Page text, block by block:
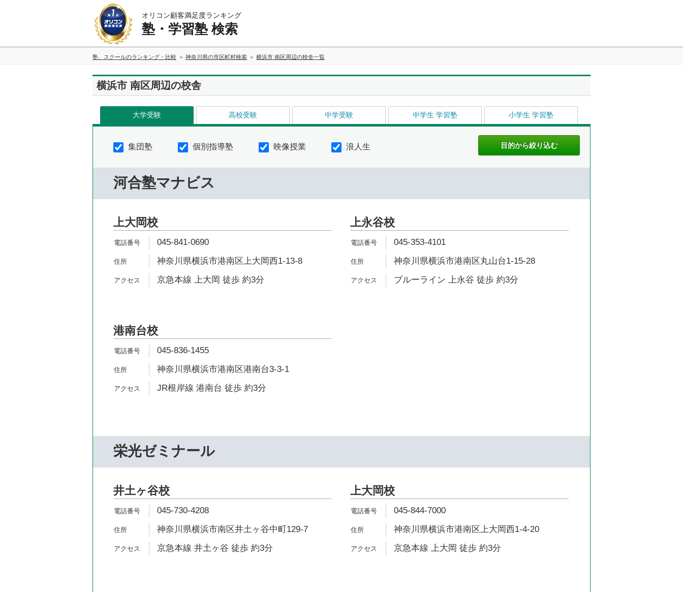
オリコン顧客満足度ランキング
塾・学習塾 検索
塾、スクールのランキング・比較 神奈川県の市区町村検索 横浜市 南区周辺の校舎一覧
横浜市 南区周辺の校舎
大学受験 高校受験 中学受験 中学生 学習塾 小学生 学習塾
集団塾 個別指導塾 映像授業 浪人生
河合塾マナビス
上大岡校
045-841-0690
神奈川県横浜市港南区上大岡西1-13-8
京急本線 上大岡 徒歩 約3分
上永谷校
045-353-4101
神奈川県横浜市港南区丸山台1-15-28
ブルーライン 上永谷 徒歩 約3分
港南台校
045-836-1455
神奈川県横浜市港南区港南台3-3-1
JR根岸線 港南台 徒歩 約3分
栄光ゼミナール
井土ヶ谷校
045-730-4208
神奈川県横浜市南区井土ヶ谷中町129-7
京急本線 井土ヶ谷 徒歩 約3分
上大岡校
045-844-7000
神奈川県横浜市港南区上大岡西1-4-20
京急本線 上大岡 徒歩 約3分